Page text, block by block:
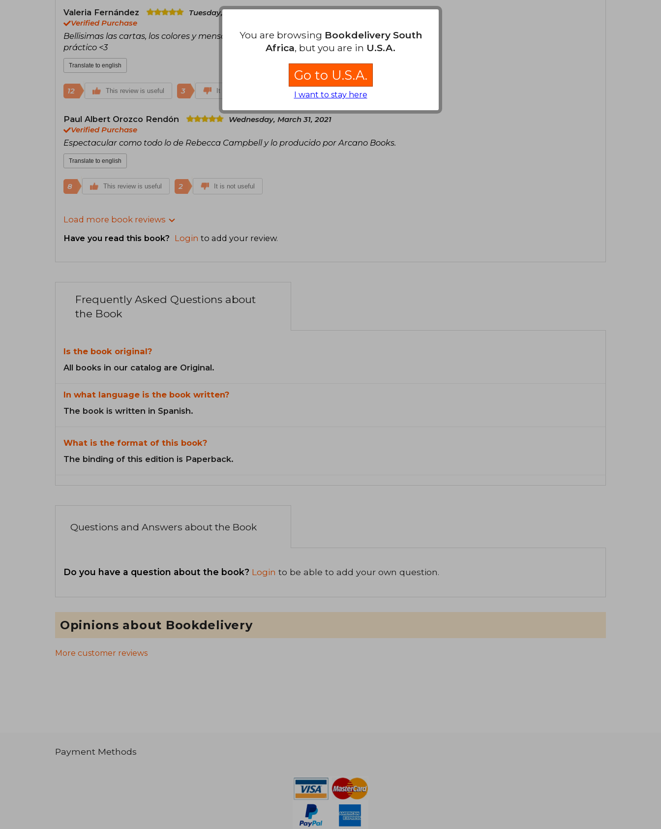
Valeria Fernández
Tuesday, September 08, 2020
Verified Purchase
Bellisimas las cartas, los colores y mensajes; el libro es pequeño pero conciso y super
práctico <3
Translate to english
12 This review is useful 3 It is not useful
Paul Albert Orozco Rendón
Wednesday, March 31, 2021
Verified Purchase
Espectacular como todo lo de Rebecca Campbell y lo producido por Arcano Books.
Translate to english
8 This review is useful 2 It is not useful
Load more book reviews
Have you read this book? Login to add your review.
Frequently Asked Questions about
the Book
Is the book original?
All books in our catalog are Original.
In what language is the book written?
The book is written in Spanish.
What is the format of this book?
The binding of this edition is Paperback.
Questions and Answers about the Book
Do you have a question about the book? Login to be able to add your own question.
Opinions about Bookdelivery
More customer reviews
Payment Methods
You are browsing Bookdelivery South
Africa, but you are in U.S.A.
Go to U.S.A.
I want to stay here